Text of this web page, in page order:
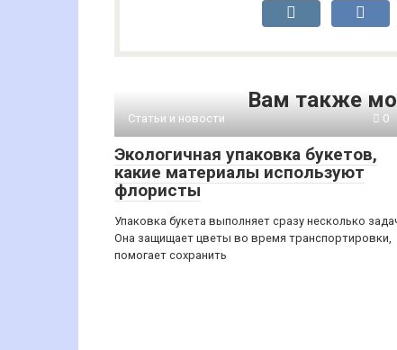
Вам также
Статьи и новости 0
Экологичная упаковка букетов,
какие материалы используют
флористы
Упаковка букета выполняет сразу несколько
Она защищает цветы во время транспортировки,
помогает сохранить